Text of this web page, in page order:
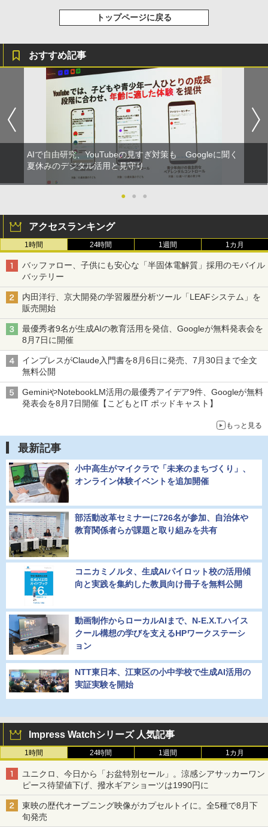
トップページに戻る
おすすめ記事
AIで自由研究、YouTubeの見すぎ対策も Googleに聞く
夏休みのデジタル活用と見守り
● ● ●
アクセスランキング
1時間 24時間 1週間 1カ月
バッファロー、子供にも安心な「半固体電解質」採用のモバイル
バッテリー
内田洋行、京大開発の学習履歴分析ツール「LEAFシステム」を
販売開始
最優秀者9名が生成AIの教育活用を発信、Googleが無料発表会を
8月7日に開催
インプレスがClaude入門書を8月6日に発売、7月30日まで全文
無料公開
GeminiやNotebookLM活用の最優秀アイデア9件、Googleが無料
発表会を8月7日開催【こどもとIT ポッドキャスト】
もっと見る
最新記事
小中高生がマイクラで「未来のまちづくり」、
オンライン体験イベントを追加開催
部活動改革セミナーに726名が参加、自治体や
教育関係者らが課題と取り組みを共有
コニカミノルタ、生成AIパイロット校の活用傾
向と実践を集約した教員向け冊子を無料公開
動画制作からローカルAIまで、N-E.X.T.ハイス
クール構想の学びを支えるHPワークステーシ
ョン
NTT東日本、江東区の小中学校で生成AI活用の
実証実験を開始
Impress Watchシリーズ 人気記事
1時間 24時間 1週間 1カ月
ユニクロ、今日から「お盆特別セール」。涼感シアサッカーワン
ピース待望値下げ、撥水ギアショーツは1990円に
東映の歴代オープニング映像がカプセルトイに。全5種で8月下
旬発売